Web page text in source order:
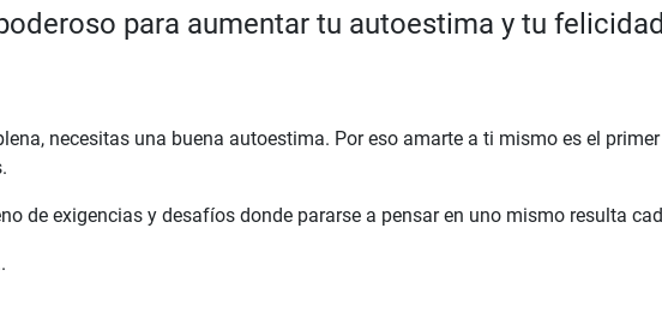
para aumentar tu autoestima y tu felicidad
necesitas una buena autoestima. Por eso amarte a ti mismo es el
de exigencias y desafíos donde pararse a pensar en uno mismo resulta